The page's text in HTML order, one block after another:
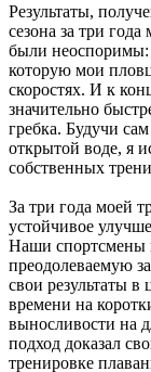
Результаты,
сезона за три
были неоспоримы:
которую мои
скоростях. И к
значительно
гребка. Будучи
открытой воде, я
собственных
За три года моей
устойчивое
Наши спортсмены
преодолеваемую
свои результаты в
времени на
выносливости на
подход доказал
тренировке